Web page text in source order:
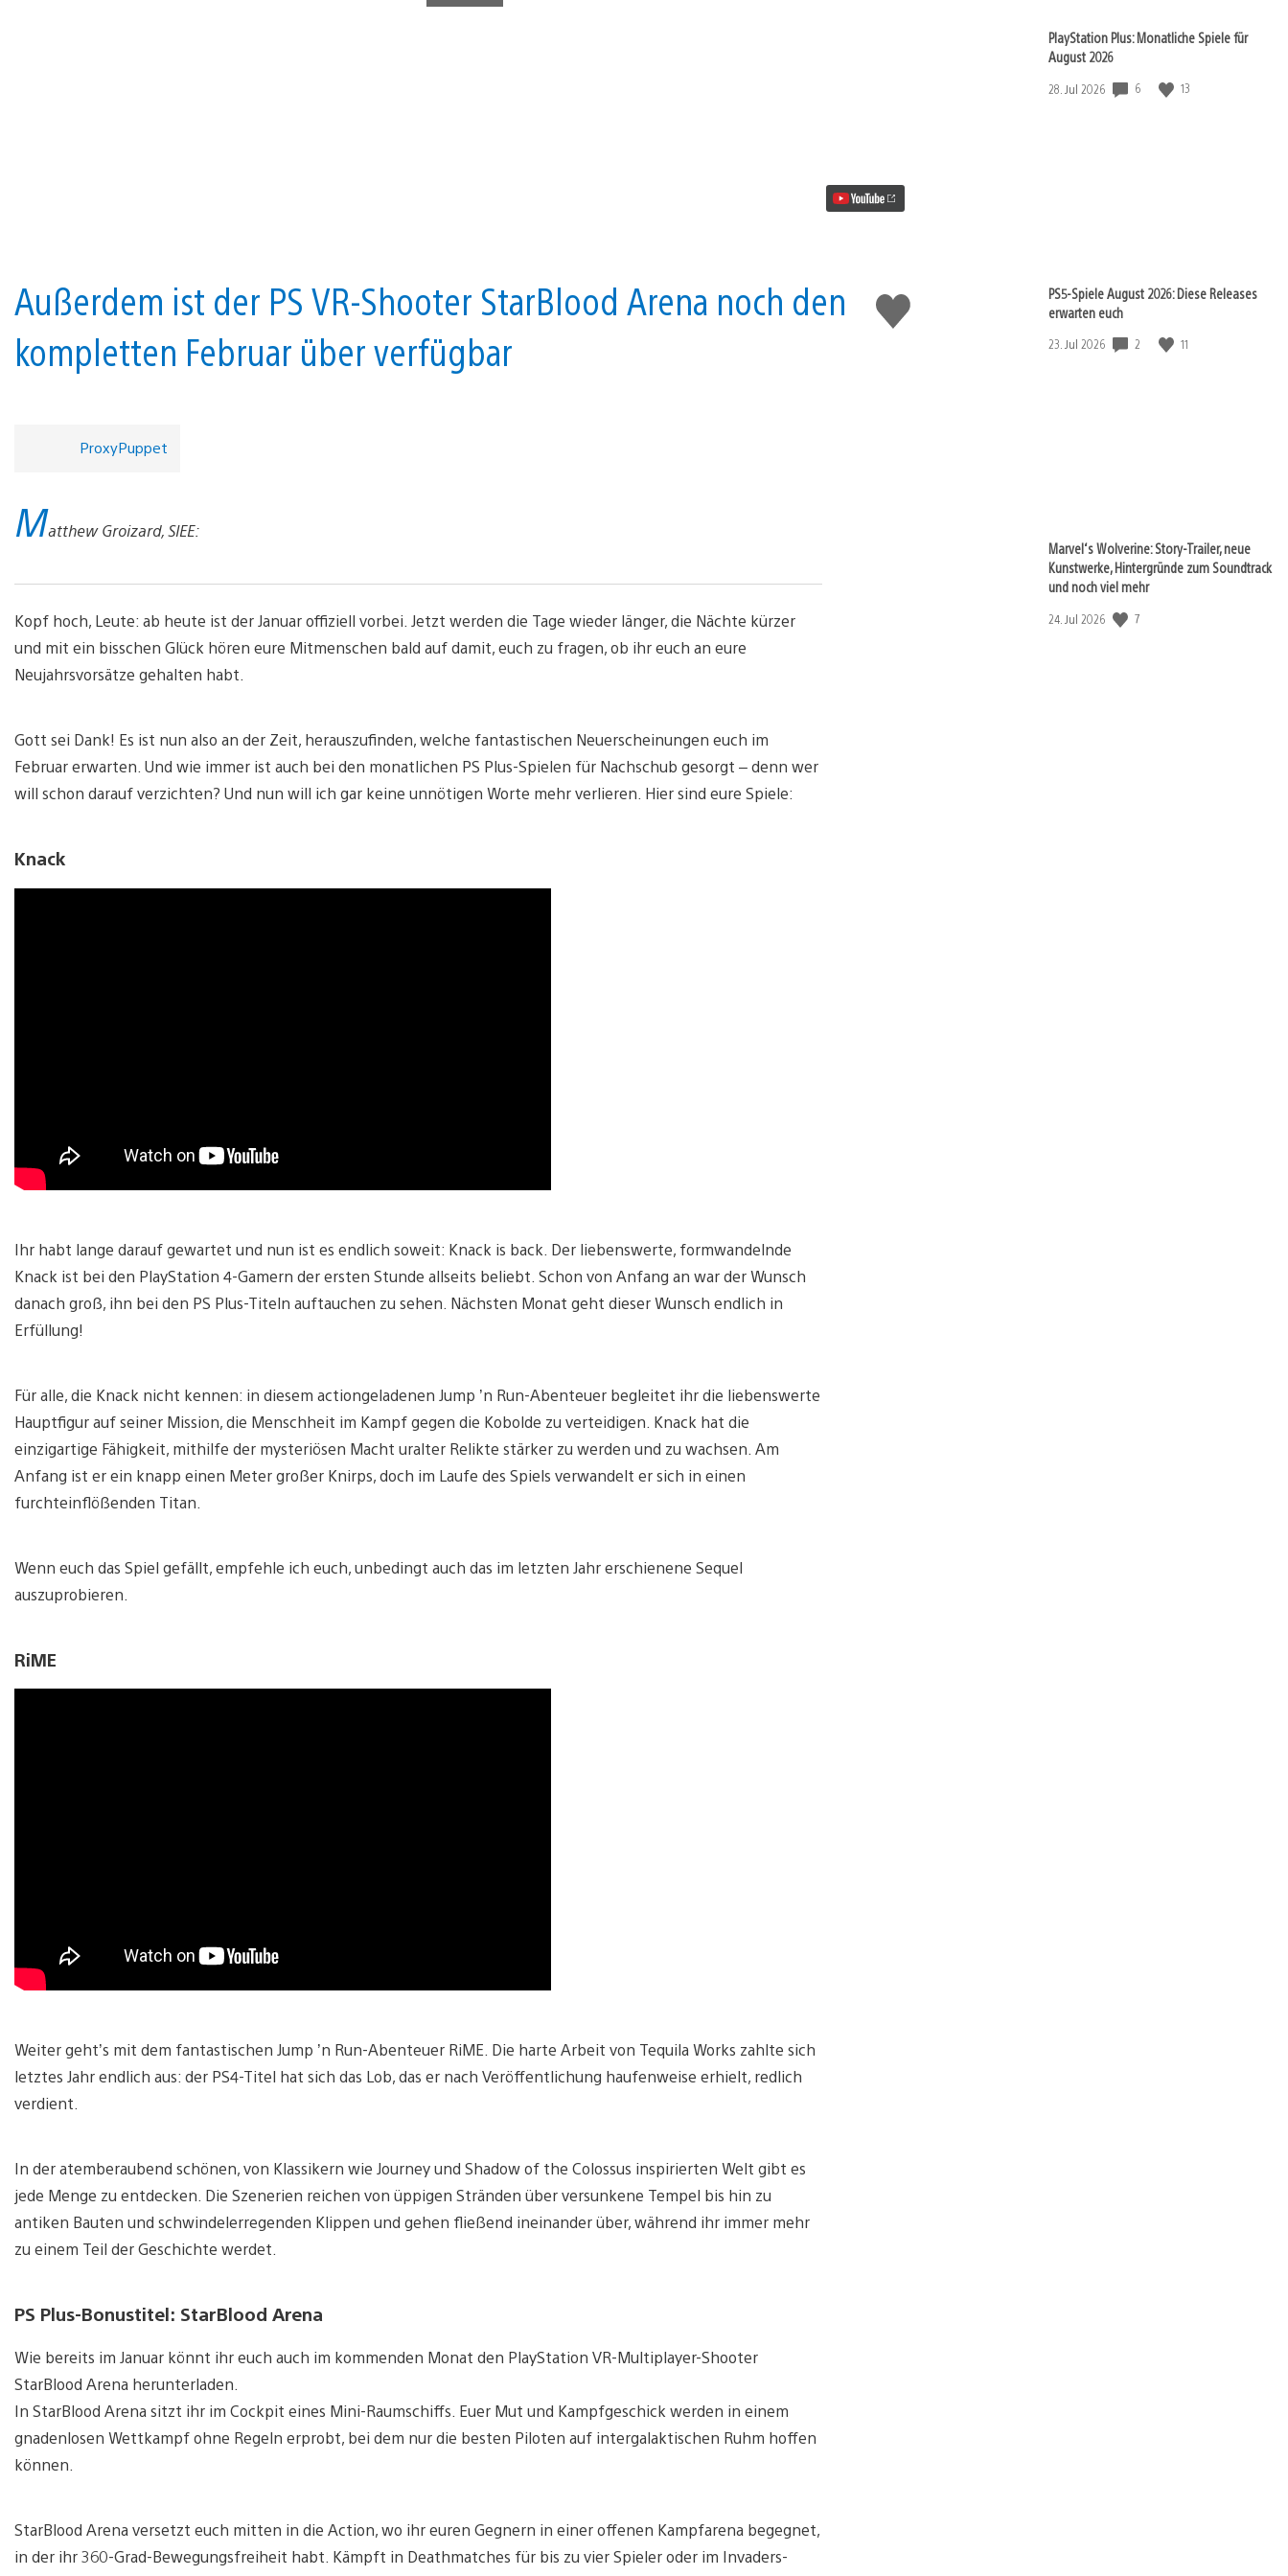
Spiele
Gefällt
mir
Außerdem ist der PS VR-Shooter StarBlood Arena noch den
kompletten Februar über verfügbar
ProxyPuppet
Matthew Groizard, SIEE:
Kopf hoch, Leute: ab heute ist der Januar offiziell vorbei. Jetzt werden die Tage wieder länger, die Nächte kürzer
und mit ein bisschen Glück hören eure Mitmenschen bald auf damit, euch zu fragen, ob ihr euch an eure
Neujahrsvorsätze gehalten habt.
Gott sei Dank! Es ist nun also an der Zeit, herauszufinden, welche fantastischen Neuerscheinungen euch im
Februar erwarten. Und wie immer ist auch bei den monatlichen PS Plus-Spielen für Nachschub gesorgt – denn wer
will schon darauf verzichten? Und nun will ich gar keine unnötigen Worte mehr verlieren. Hier sind eure Spiele:
Knack
Ihr habt lange darauf gewartet und nun ist es endlich soweit: Knack is back. Der liebenswerte, formwandelnde
Knack ist bei den PlayStation 4-Gamern der ersten Stunde allseits beliebt. Schon von Anfang an war der Wunsch
danach groß, ihn bei den PS Plus-Titeln auftauchen zu sehen. Nächsten Monat geht dieser Wunsch endlich in
Erfüllung!
Für alle, die Knack nicht kennen: in diesem actiongeladenen Jump ’n Run-Abenteuer begleitet ihr die liebenswerte
Hauptfigur auf seiner Mission, die Menschheit im Kampf gegen die Kobolde zu verteidigen. Knack hat die
einzigartige Fähigkeit, mithilfe der mysteriösen Macht uralter Relikte stärker zu werden und zu wachsen. Am
Anfang ist er ein knapp einen Meter großer Knirps, doch im Laufe des Spiels verwandelt er sich in einen
furchteinflößenden Titan.
Wenn euch das Spiel gefällt, empfehle ich euch, unbedingt auch das im letzten Jahr erschienene Sequel
auszuprobieren.
RiME
Weiter geht’s mit dem fantastischen Jump ’n Run-Abenteuer RiME. Die harte Arbeit von Tequila Works zahlte sich
letztes Jahr endlich aus: der PS4-Titel hat sich das Lob, das er nach Veröffentlichung haufenweise erhielt, redlich
verdient.
In der atemberaubend schönen, von Klassikern wie Journey und Shadow of the Colossus inspirierten Welt gibt es
jede Menge zu entdecken. Die Szenerien reichen von üppigen Stränden über versunkene Tempel bis hin zu
antiken Bauten und schwindelerregenden Klippen und gehen fließend ineinander über, während ihr immer mehr
zu einem Teil der Geschichte werdet.
PS Plus-Bonustitel: StarBlood Arena
Wie bereits im Januar könnt ihr euch auch im kommenden Monat den PlayStation VR-Multiplayer-Shooter
StarBlood Arena herunterladen.
In StarBlood Arena sitzt ihr im Cockpit eines Mini-Raumschiffs. Euer Mut und Kampfgeschick werden in einem
gnadenlosen Wettkampf ohne Regeln erprobt, bei dem nur die besten Piloten auf intergalaktischen Ruhm hoffen
können.
StarBlood Arena versetzt euch mitten in die Action, wo ihr euren Gegnern in einer offenen Kampfarena begegnet,
in der ihr 360-Grad-Bewegungsfreiheit habt. Kämpft in Deathmatches für bis zu vier Spieler oder im Invaders-
PlayStation Plus: Monatliche Spiele für
August 2026
Veröffentlichungsdatum:
28. Jul 2026 6 13
PS5-Spiele August 2026: Diese Releases
erwarten euch
Veröffentlichungsdatum:
23. Jul 2026 2 11
Marvel‘s Wolverine: Story-Trailer, neue
Kunstwerke, Hintergründe zum Soundtrack
und noch viel mehr
Veröffentlichungsdatum:
24. Jul 2026 7